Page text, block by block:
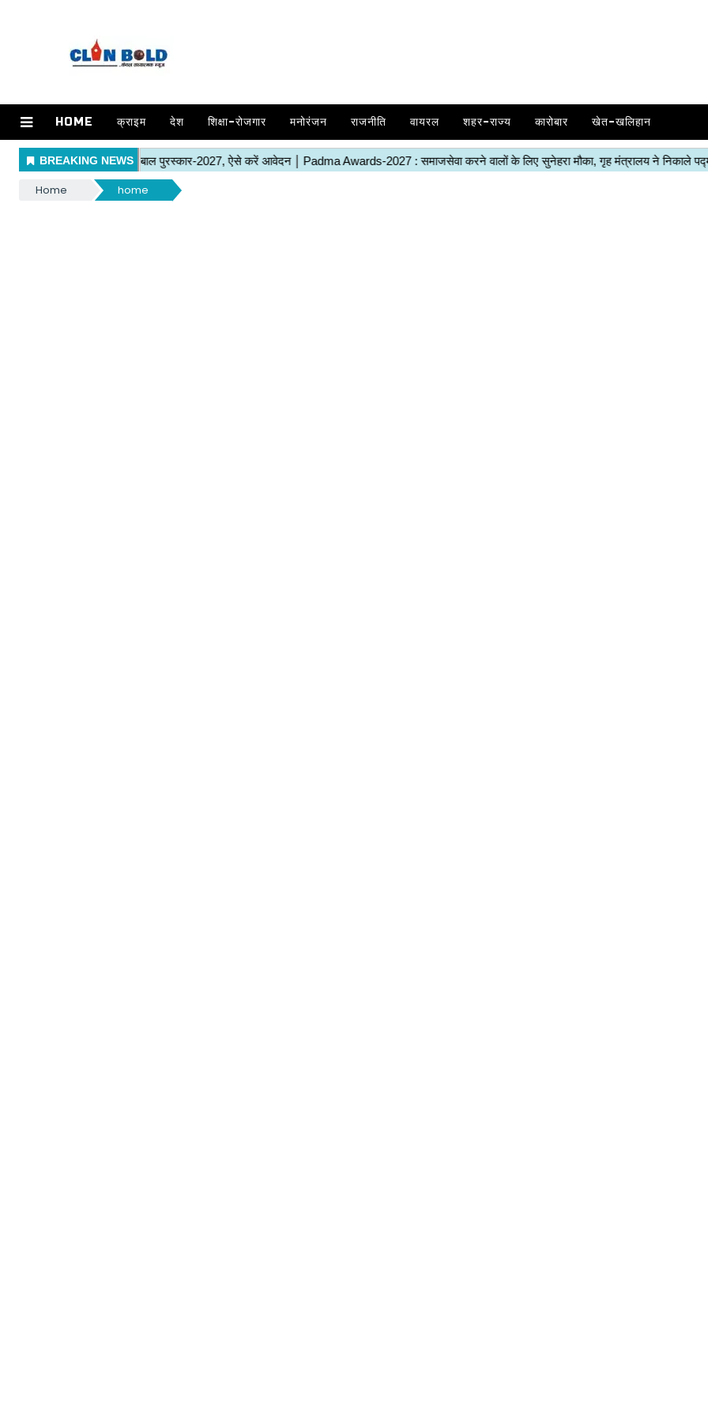
HOME क्राइम देश शिक्षा-रोजगार मनोरंजन राजनीति वायरल शहर-राज्य कारोबार खेत-खलिहान
Home home